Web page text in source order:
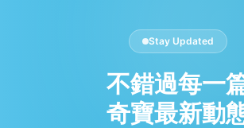
Stay Updated
不錯過每一
奇寶最新動